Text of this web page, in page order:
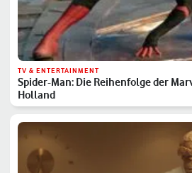
TV & ENTERTAINMENT
Spider-Man: Die Reihenfolge der
Holland